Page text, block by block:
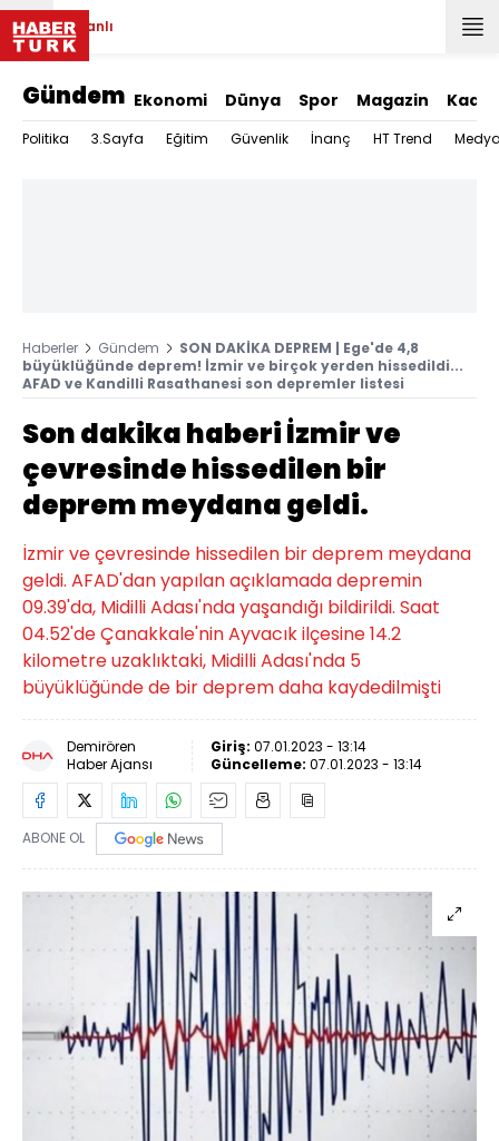
Canlı
Gündem Ekonomi Dünya Spor Magazin Kadın
Politika 3.Sayfa Eğitim Güvenlik İnanç HT Trend
Haberler Gündem
SON DAKİKA DEPREM | Ege'de 4,8
büyüklüğünde deprem! İzmir ve birçok yerden hissedildi...
AFAD ve Kandilli Rasathanesi son depremler listesi
Son dakika haberi İzmir ve
çevresinde hissedilen bir
deprem meydana geldi.
İzmir ve çevresinde hissedilen bir deprem meydana
geldi. AFAD'dan yapılan açıklamada depremin
09.39'da, Midilli Adası'nda yaşandığı bildirildi. Saat
04.52'de Çanakkale'nin Ayvacık ilçesine 14.2
kilometre uzaklıktaki, Midilli Adası'nda 5
büyüklüğünde de bir deprem daha kaydedilmişti
Demirören
Haber Ajansı
Giriş: 07.01.2023 - 13:14
Güncelleme: 07.01.2023 - 13:14
ABONE OL